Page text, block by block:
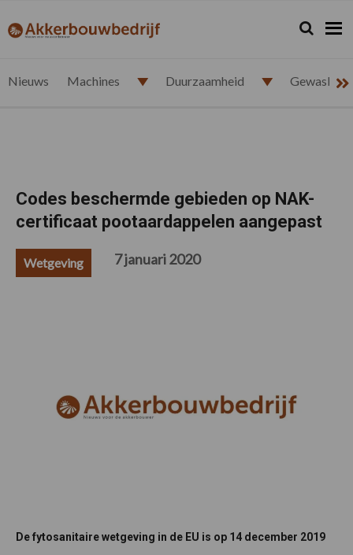
de
de
de
de
akkerbouwbedrijf.nl Zoeken...
Zoek
Nieuws Machines Duurzaamheid
Codes beschermde gebieden op NAK-
certificaat pootaardappelen aangepast
Wetgeving 7 januari 2020
De fytosanitaire wetgeving in de EU is op 14 december 2019